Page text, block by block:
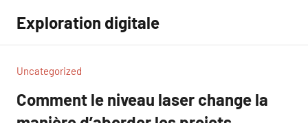
contenu
Exploration digitale
Uncategorized
Comment le niveau laser change la